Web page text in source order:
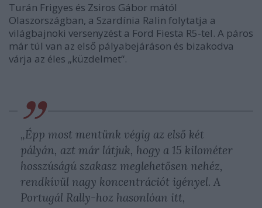
Turán Frigyes és Zsiros Gábor mától
Olaszországban, a Szardínia Ralin folytatja a
világbajnoki versenyzést a Ford Fiesta R5-tel. A páros
már túl van az első pályabejáráson és bizakodva
várja az éles „küzdelmet“.
„Épp most mentünk végig az első két
pályán, azt már látjuk, hogy a 15 kilométer
hosszúságú szakasz meglehetősen nehéz,
rendkívül nagy koncentrációt igényel. A
Portugál Rally-hoz hasonlóan itt,